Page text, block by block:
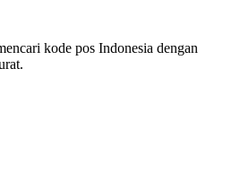
kode pos Indonesia dengan